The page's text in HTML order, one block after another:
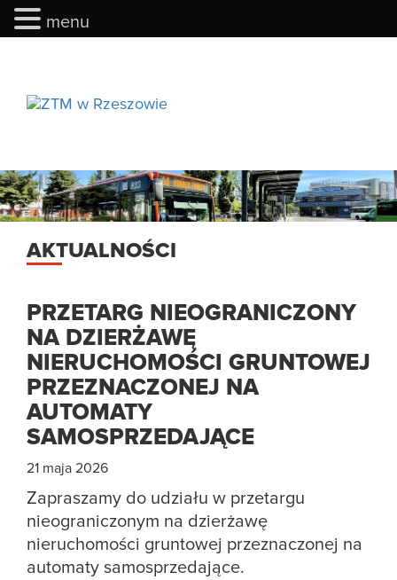
AKTUALNOŚCI
PRZETARG NIEOGRANICZONY
NA DZIERŻAWĘ
NIERUCHOMOŚCI GRUNTOWEJ
PRZEZNACZONEJ NA
AUTOMATY
SAMOSPRZEDAJĄCE
21 maja 2026
Zapraszamy do udziału w przetargu
nieograniczonym na dzierżawę
nieruchomości gruntowej przeznaczonej na
automaty samosprzedające.
menu
menu